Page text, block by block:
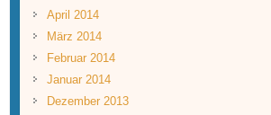
April 2014
März 2014
Februar 2014
Januar 2014
Dezember 2013